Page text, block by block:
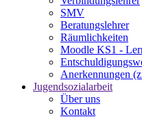
SMV
Beratungslehrer
Räumlichkeiten
Moodle KS1 -
Anerkennungen
Jugendsozialarbeit
Über uns
Kontakt